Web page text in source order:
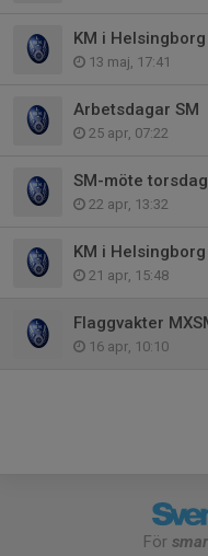
KM i
13 maj, 17:41
Arbetsdagar SM
25 apr, 07:22
SM-möte torsdag
22 apr, 13:32
KM i
21 apr, 15:48
Flaggvakter
16 apr, 10:10
För